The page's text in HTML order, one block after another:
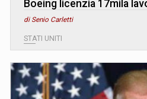
Boeing licenzia 17mila
di Senio Carletti
STATI UNITI